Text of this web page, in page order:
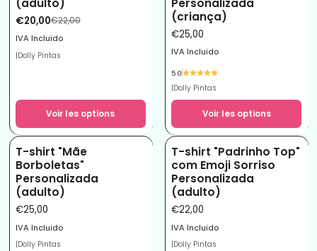
€20,00€22,00
IVA Incluido
|Dolly Pintas
Voir les options
(criança)
€25,00
IVA Incluido
5.0
|Dolly Pintas
Voir les options
T-shirt "Mãe
Borboletas"
Personalizada
(adulto)
€25,00
IVA Incluido
|Dolly Pintas
T-shirt "Padrinho Top"
com Emoji Sorriso
Personalizada
(adulto)
€22,00
IVA Incluido
|Dolly Pintas